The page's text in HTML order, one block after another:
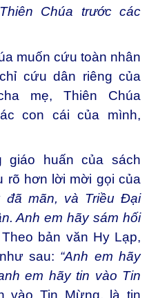
Chúa trước các
muốn cứu toàn nhân
cứu dân riêng của
mẹ, Thiên Chúa
con cái của mình,
giáo huấn của sách
rõ hơn lời mời gọi của
đã mãn, và Triều Ðại
Anh em hãy sám hối
Theo bản văn Hy Lạp,
sau: “Anh em hãy
em hãy tin vào Tin